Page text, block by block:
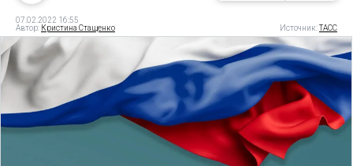
07.02.2022 16:55
Автор: Кристина Стащенко Источник:ТАСС